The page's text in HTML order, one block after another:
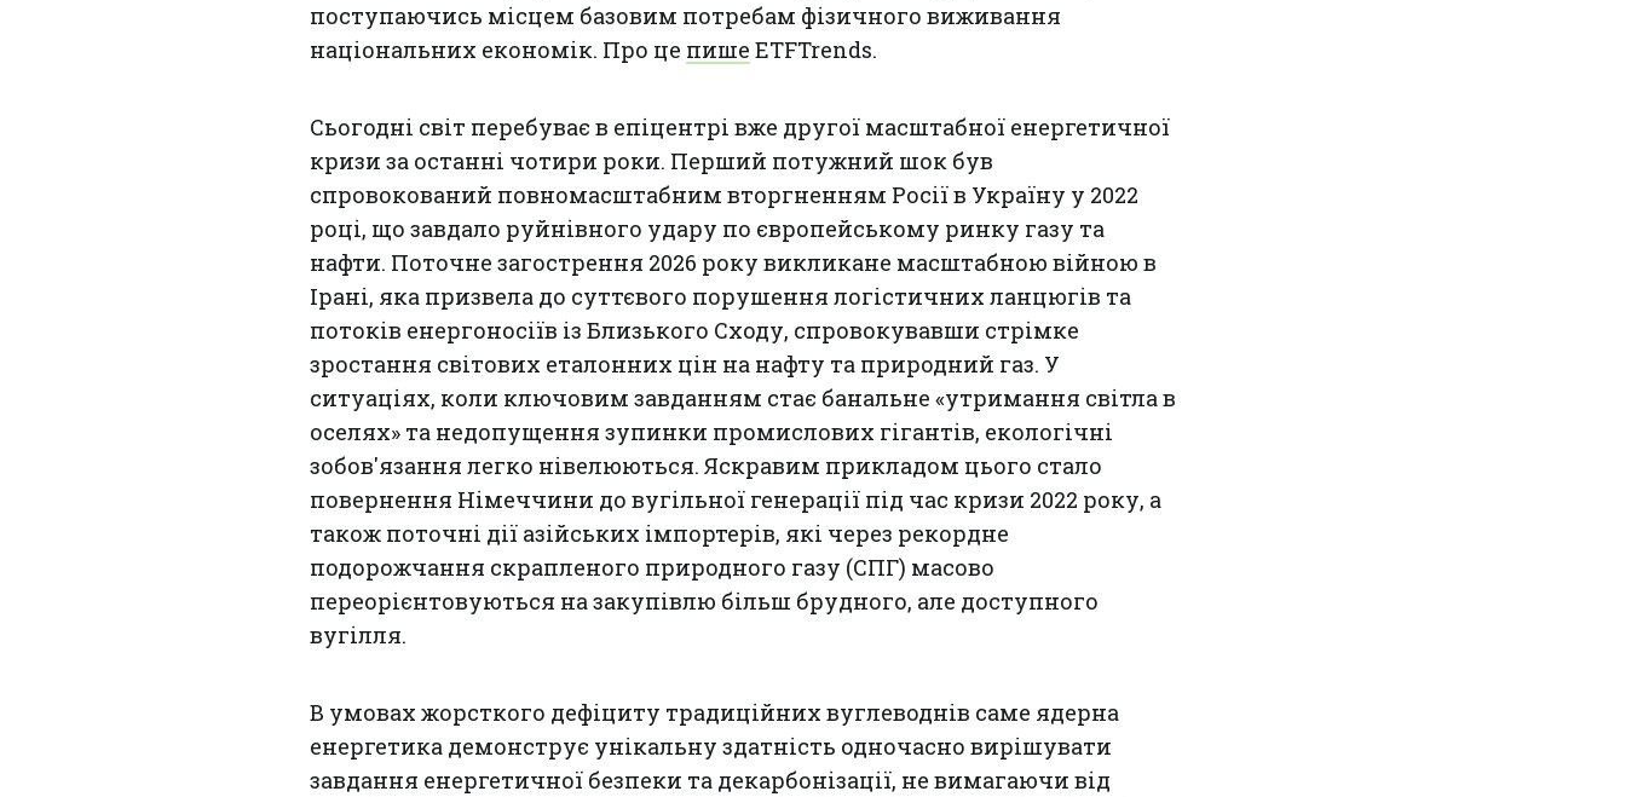
поступаючись місцем базовим потребам фізичного виживання
національних економік. Про це пише ETFTrends.
Сьогодні світ перебуває в епіцентрі вже другої масштабної енергетичної
кризи за останні чотири роки. Перший потужний шок був
спровокований повномасштабним вторгненням Росії в Україну у 2022
році, що завдало руйнівного удару по європейському ринку газу та
нафти. Поточне загострення 2026 року викликане масштабною війною в
Ірані, яка призвела до суттєвого порушення логістичних ланцюгів та
потоків енергоносіїв із Близького Сходу, спровокувавши стрімке
зростання світових еталонних цін на нафту та природний газ. У
ситуаціях, коли ключовим завданням стає банальне «утримання світла в
оселях» та недопущення зупинки промислових гігантів, екологічні
зобов'язання легко нівелюються. Яскравим прикладом цього стало
повернення Німеччини до вугільної генерації під час кризи 2022 року, а
також поточні дії азійських імпортерів, які через рекордне
подорожчання скрапленого природного газу (СПГ) масово
переорієнтовуються на закупівлю більш брудного, але доступного
вугілля.
В умовах жорсткого дефіциту традиційних вуглеводнів саме ядерна
енергетика демонструє унікальну здатність одночасно вирішувати
завдання енергетичної безпеки та декарбонізації, не вимагаючи від